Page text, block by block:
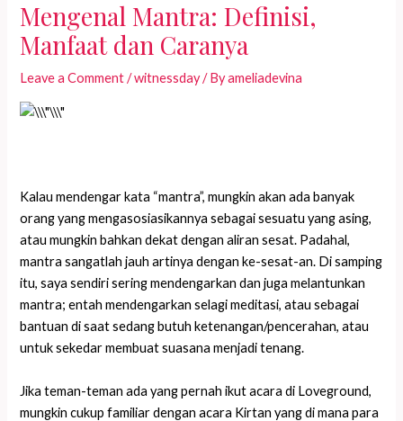
Mengenal Mantra: Definisi,
Manfaat dan Caranya
Leave a Comment /witnessday/ Byameliadevina
Kalau mendengar kata “mantra”, mungkin akan ada banyak
orang yang mengasosiasikannya sebagai sesuatu yang asing,
atau mungkin bahkan dekat dengan aliran sesat. Padahal,
mantra sangatlah jauh artinya dengan ke-sesat-an. Di samping
itu, saya sendiri sering mendengarkan dan juga melantunkan
mantra; entah mendengarkan selagi meditasi, atau sebagai
bantuan di saat sedang butuh ketenangan/pencerahan, atau
untuk sekedar membuat suasana menjadi tenang.
Jika teman-teman ada yang pernah ikut acara di Loveground,
mungkin cukup familiar dengan acara Kirtan yang di mana para